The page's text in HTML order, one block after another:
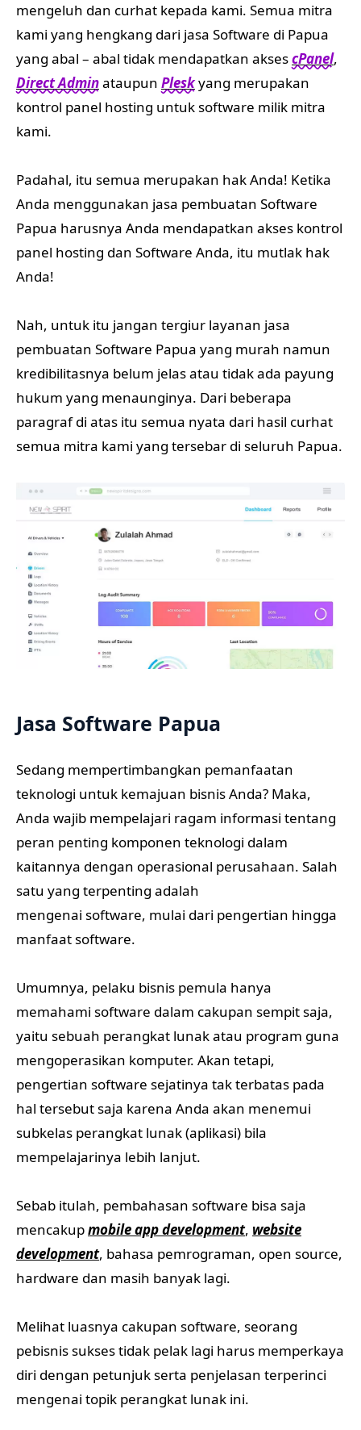
mengeluh dan curhat kepada kami. Semua mitra
kami yang hengkang dari jasa Software di Papua
yang abal – abal tidak mendapatkan aksescPanel,
Direct Adminataupun Pleskyang merupakan
kontrol panel hosting untuk software milik mitra
kami.
Padahal, itu semua merupakan hak Anda! Ketika
Anda menggunakan jasa pembuatan Software
Papua harusnya Anda mendapatkan akses kontrol
panel hosting dan Software Anda, itu mutlak hak
Anda!
Nah, untuk itu jangan tergiur layanan jasa
pembuatan Software Papua yang murah namun
kredibilitasnya belum jelas atau tidak ada payung
hukum yang menaunginya. Dari beberapa
paragraf di atas itu semua nyata dari hasil curhat
semua mitra kami yang tersebar di seluruh Papua.
Jasa Software Papua
Sedang mempertimbangkan pemanfaatan
teknologi untuk kemajuan bisnis Anda? Maka,
Anda wajib mempelajari ragam informasi tentang
peran penting komponen teknologi dalam
kaitannya dengan operasional perusahaan. Salah
satu yang terpenting adalah
mengenai software, mulai dari pengertian hingga
manfaat software.
Umumnya, pelaku bisnis pemula hanya
memahami software dalam cakupan sempit saja,
yaitu sebuah perangkat lunak atau program guna
mengoperasikan komputer. Akan tetapi,
pengertian software sejatinya tak terbatas pada
hal tersebut saja karena Anda akan menemui
subkelas perangkat lunak (aplikasi) bila
mempelajarinya lebih lanjut.
Sebab itulah, pembahasan software bisa saja
mencakupmobile app development, website
development, bahasa pemrograman, open source,
hardware dan masih banyak lagi.
Melihat luasnya cakupan software, seorang
pebisnis sukses tidak pelak lagi harus memperkaya
diri dengan petunjuk serta penjelasan terperinci
mengenai topik perangkat lunak ini.